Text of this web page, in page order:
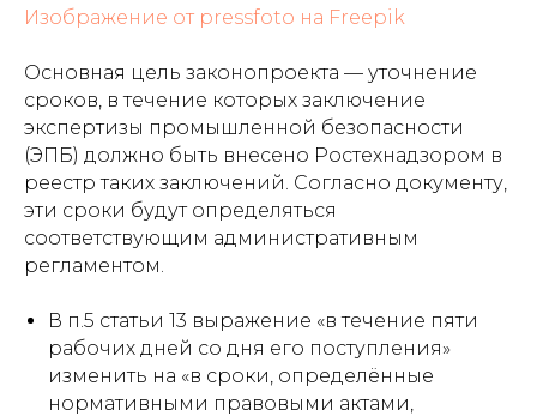
Изображение от pressfoto на Freepik
Основная цель законопроекта — уточнение
сроков, в течение которых заключение
экспертизы промышленной безопасности
(ЭПБ) должно быть внесено Ростехнадзором в
реестр таких заключений. Согласно документу,
эти сроки будут определяться
соответствующим административным
регламентом.
В п.5 статьи 13 выражение «в течение пяти
рабочих дней со дня его поступления»
изменить на «в сроки, определённые
нормативными правовыми актами,